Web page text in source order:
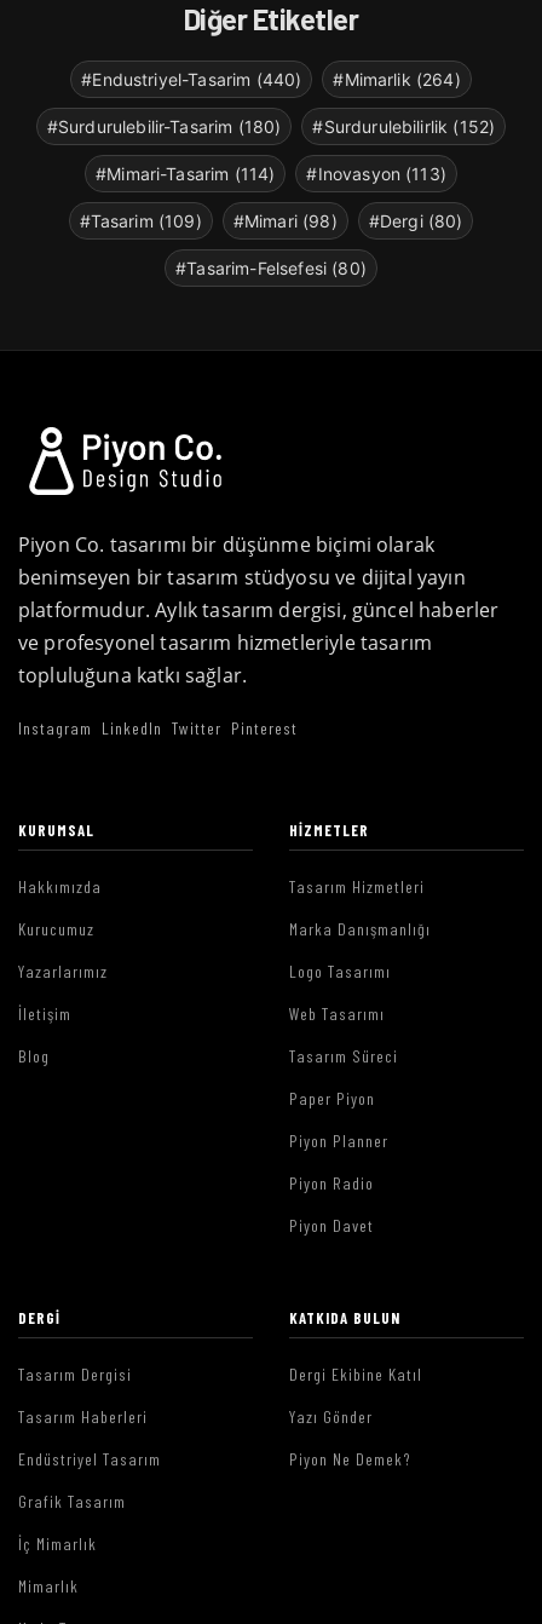
Diğer Etiketler
#Endustriyel-Tasarim (440) #Mimarlik (264)
#Surdurulebilir-Tasarim (180) #Surdurulebilirlik (152)
#Mimari-Tasarim (114) #Inovasyon (113)
#Tasarim (109) #Mimari (98) #Dergi (80)
#Tasarim-Felsefesi (80)
Piyon Co. tasarımı bir düşünme biçimi olarak
benimseyen bir tasarım stüdyosu ve dijital yayın
platformudur. Aylık tasarım dergisi, güncel haberler
ve profesyonel tasarım hizmetleriyle tasarım
topluluğuna katkı sağlar.
Instagram LinkedIn Twitter Pinterest
KURUMSAL
Hakkımızda
Kurucumuz
Yazarlarımız
İletişim
Blog
HIZMETLER
Tasarım Hizmetleri
Marka Danışmanlığı
Logo Tasarımı
Web Tasarımı
Tasarım Süreci
Paper Piyon
Piyon Planner
Piyon Radio
Piyon Davet
DERGI
Tasarım Dergisi
Tasarım Haberleri
Endüstriyel Tasarım
Grafik Tasarım
İç Mimarlık
Mimarlık
KATKIDA BULUN
Dergi Ekibine Katıl
Yazı Gönder
Piyon Ne Demek?